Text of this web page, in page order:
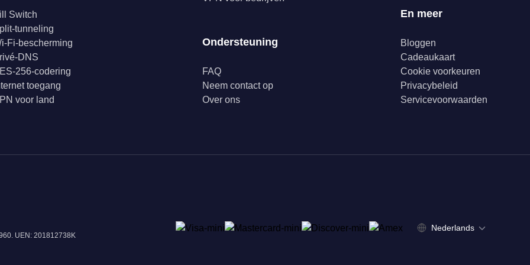
Switch
tunneling
Fi-bescherming
DNS
256-codering
toegang
voor land
Ondersteuning
FAQ
Neem contact op
Over ons
En meer
Bloggen
Cadeaukaart
Cookie voorkeuren
Privacybeleid
Servicevoorwaarden
UEN: 201812738K
Nederlands